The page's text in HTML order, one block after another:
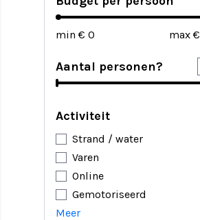
min € max €
Aantal personen?
Activiteit
Strand / water
Varen
Online
Gemotoriseerd
Meer